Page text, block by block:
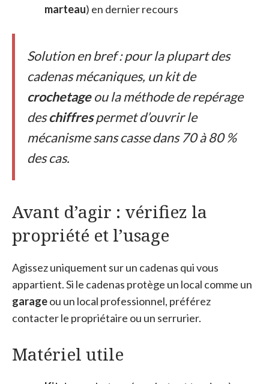
marteau) en dernier recours
Solution en bref : pour la plupart des
cadenas mécaniques, un kit de
crochetageou la méthode de repérage
deschiffrespermet d’ouvrir le
mécanisme sans casse dans 70 à 80 %
des cas.
Avant d’agir : vérifiez la
propriété et l’usage
Agissez uniquement sur un cadenas qui vous
appartient. Si le cadenas protège un local comme un
garageou un local professionnel, préférez
contacter le propriétaire ou un serrurier.
Matériel utile